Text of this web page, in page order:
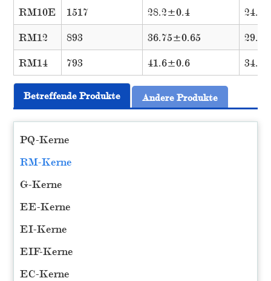
RM10E
1517 28.2±0.4
RM12
893 36.75±0.65
RM14
793 41.6±0.6
Betreffende Produkte Andere Produkte
PQ-Kerne
RM-Kerne
G-Kerne
EE-Kerne
EI-Kerne
EIF-Kerne
EC-Kerne